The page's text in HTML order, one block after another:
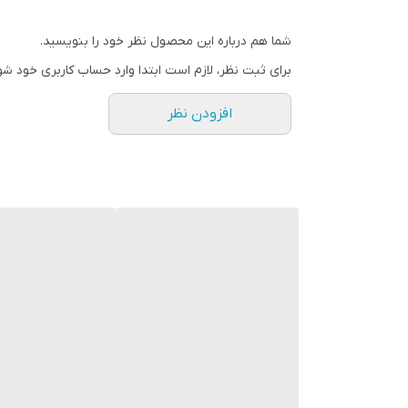
صفحه گرم نگهدارنده کتری
جنس بدنه کتری
شما هم درباره این محصول نظر خود را بنویسید.
برای ثبت نظر، لازم است ابتدا وارد حساب کاربری خود
افزودن نظر